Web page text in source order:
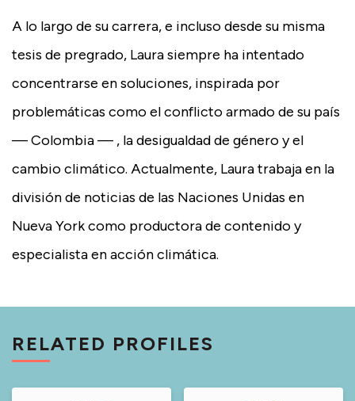
A lo largo de su carrera, e incluso desde su misma
tesis de pregrado, Laura siempre ha intentado
concentrarse en soluciones, inspirada por
problemáticas como el conflicto armado de su país
— Colombia — , la desigualdad de género y el
cambio climático. Actualmente, Laura trabaja en la
división de noticias de las Naciones Unidas en
Nueva York como productora de contenido y
especialista en acción climática.
RELATED PROFILES